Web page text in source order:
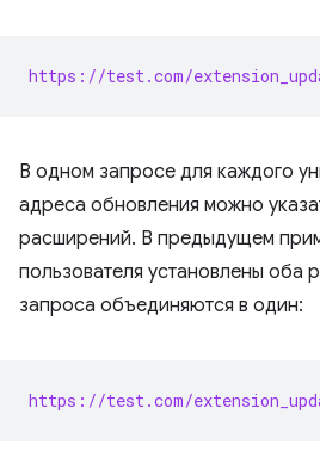
https://test.com/
В одном запросе для каждого
адреса обновления можно
расширений. В предыдущем
пользователя установлены оба
запроса объединяются в один:
https://test.com/